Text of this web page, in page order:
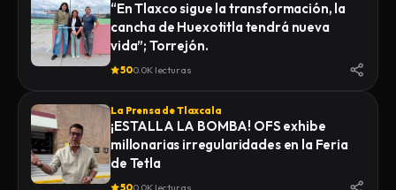
“En Tlaxco sigue la transformación, la
cancha de Huexotitla tendrá nueva
vida”; Torrejón.
500.0K lecturas
La Prensa de Tlaxcala
¡ESTALLA LA BOMBA! OFS exhibe
millonarias irregularidades en la Feria
de Tetla
500.0K lecturas